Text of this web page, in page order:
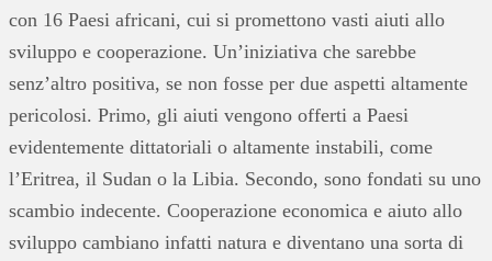
con 16 Paesi africani, cui si promettono vasti aiuti allo
sviluppo e cooperazione. Un’iniziativa che sarebbe
senz’altro positiva, se non fosse per due aspetti altamente
pericolosi. Primo, gli aiuti vengono offerti a Paesi
evidentemente dittatoriali o altamente instabili, come
l’Eritrea, il Sudan o la Libia. Secondo, sono fondati su uno
scambio indecente. Cooperazione economica e aiuto allo
sviluppo cambiano infatti natura e diventano una sorta di